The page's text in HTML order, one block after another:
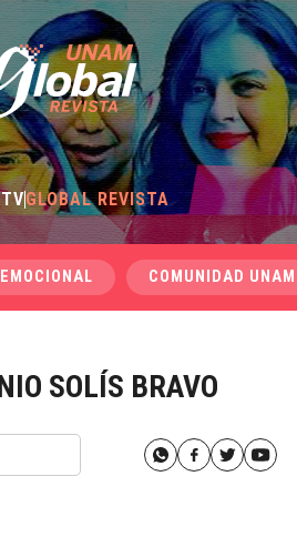
GLOBAL REVISTA
COMUNIDAD UNAM
SOLÍS BRAVO